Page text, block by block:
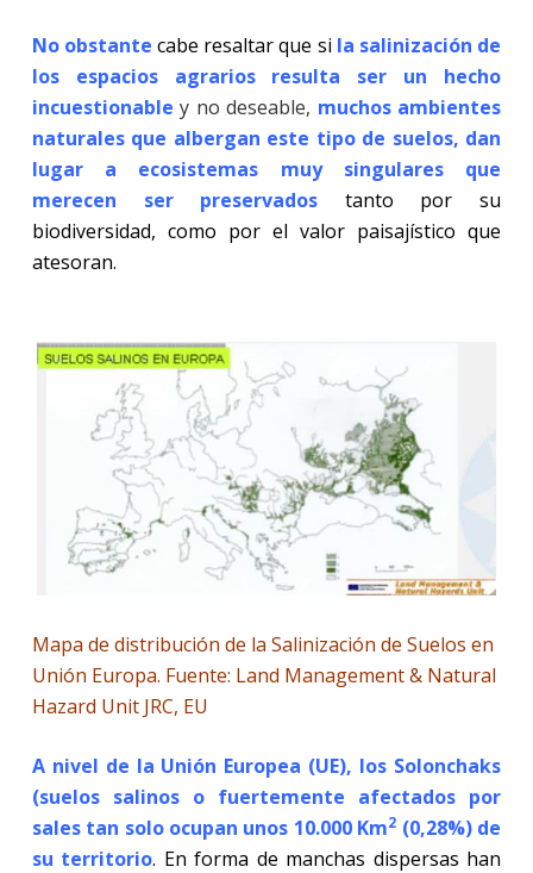
No obstante cabe resaltar que si la salinización de
los espacios agrarios resulta ser un hecho
incuestionable y no deseable, muchos ambientes
naturales que albergan este tipo de suelos, dan
lugar a ecosistemas muy singulares que
merecen ser preservados
tanto por su
biodiversidad, como por el valor paisajístico que
atesoran.
Mapa de distribución de la Salinización de Suelos en
Unión Europa. Fuente: Land Management & Natural
Hazard Unit JRC, EU
A nivel de la Unión Europea (UE), los Solonchaks
(suelos salinos o fuertemente afectados por
sales tan solo ocupan unos 10.000 Km2 (0,28%) de
su territorio. En forma de manchas dispersas han